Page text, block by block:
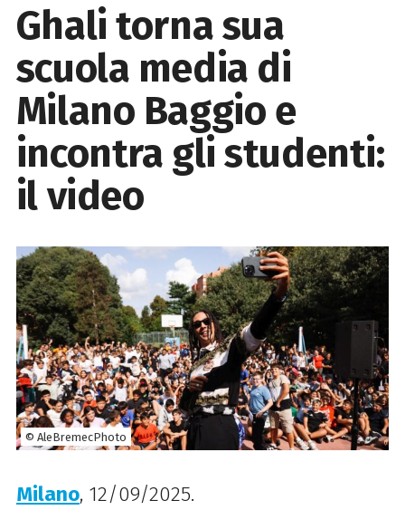
Ghali torna sua
scuola media di
Milano Baggio e
incontra gli studenti:
il video
© AleBremecPhoto
Milano, 12/09/2025.